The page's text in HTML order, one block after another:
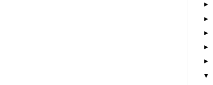
►
►
►
►
►
▼